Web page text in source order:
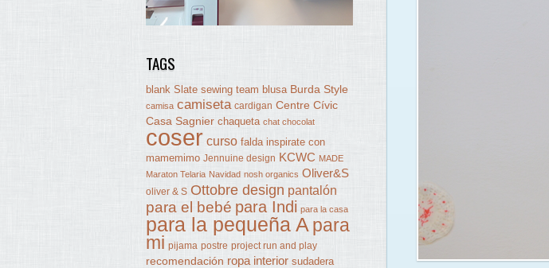
TAGS
blank Slate sewing team blusa Burda Style
camisa camiseta cardigan Centre Cívic
Casa Sagnier chaqueta chat chocolat
coser curso falda inspirate con
mamemimo Jennuine design KCWC MADE
Maraton Telaria Navidad nosh organics Oliver&S
oliver & S Ottobre design pantalón
para el bebé para Indi para la casa
para la pequeña A para
mi pijama postre project run and play
recomendación ropa interior sudadera